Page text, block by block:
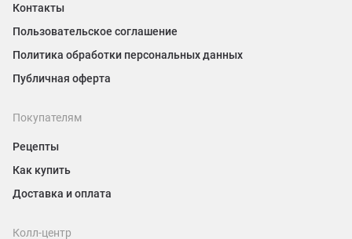
Контакты
Пользовательское соглашение
Политика обработки персональных данных
Публичная оферта
Покупателям
Рецепты
Как купить
Доставка и оплата
Колл-центр